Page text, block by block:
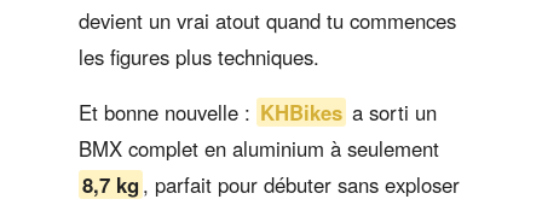
devient un vrai atout quand tu commences
les figures plus techniques.
Et bonne nouvelle : KHBikes a sorti un
BMX complet en aluminium à seulement
8,7 kg , parfait pour débuter sans exploser